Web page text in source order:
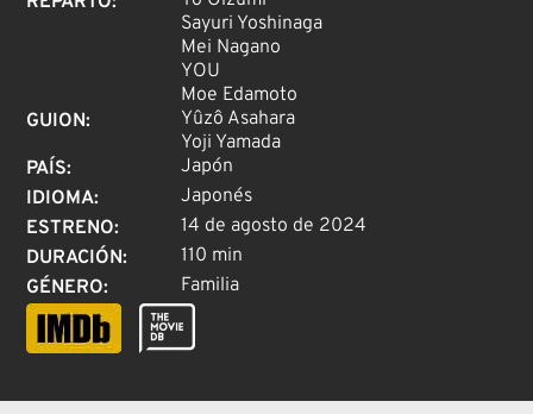
Sayuri Yoshinaga
Mei Nagano
YOU
Moe Edamoto
GUION:
Yûzô Asahara
Yoji Yamada
PAÍS:
Japón
IDIOMA:
Japonés
ESTRENO:
14 de agosto de 2024
DURACIÓN:
110 min
GÉNERO: Familia